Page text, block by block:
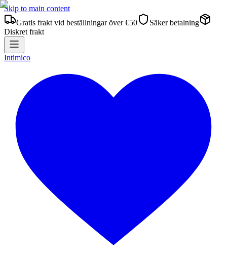
Skip to main content
Gratis frakt vid beställningar över €50
Säker betalning
Diskret frakt
Intimico